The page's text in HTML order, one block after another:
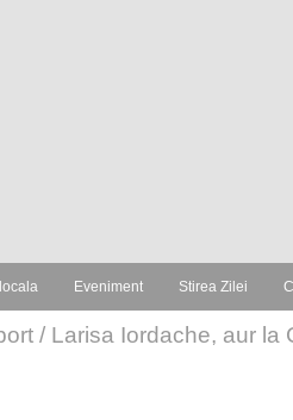
Eveniment Stirea Zilei
/ Larisa Iordache, aur la